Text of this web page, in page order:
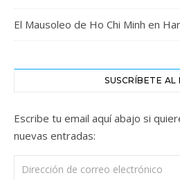
El Mausoleo de Ho Chi Minh en
SUSCRÍBETE AL
Escribe tu email aquí abajo si
nuevas entradas:
Dirección de correo electrónico